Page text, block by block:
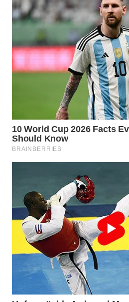
WN
PRIANGAN
TIMUR
WN
SEMARANG
WN
BOROBUDUR
WN
SURABAYA
WN
BINTAN